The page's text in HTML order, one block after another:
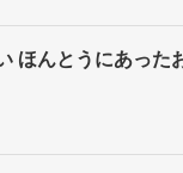
ほんとうにあった